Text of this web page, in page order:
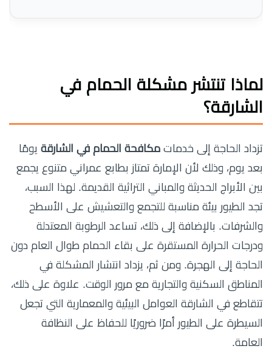
لماذا تنتشر مشكلة الحمام في
الشارقة؟
تزداد الحاجة إلى خدمات مكافحة الحمام في الشارقة يومًا
بعد يوم، وذلك لأن الإمارة تمتاز بطابع عمراني متنوع يجمع
بين الأبراج الحديثة والمباني التراثية القديمة. لهذا السبب،
تجد الطيور بيئة مناسبة للتجمع والتعشيش على الأسطح
والشرفات. بالإضافة إلى ذلك، تساعد الرطوبة المعتدلة
ودرجات الحرارة المستقرة على بقاء الحمام طوال العام دون
الحاجة إلى الهجرة. ومن ثم، يزداد انتشار المشكلة في
المناطق السكنية والتجارية مع مرور الوقت. علاوة على ذلك،
تتقاطع في الشارقة العوامل البيئية والمعمارية التي تجعل
السيطرة على الطيور أمرًا ضروريًا للحفاظ على النظافة
العامة.